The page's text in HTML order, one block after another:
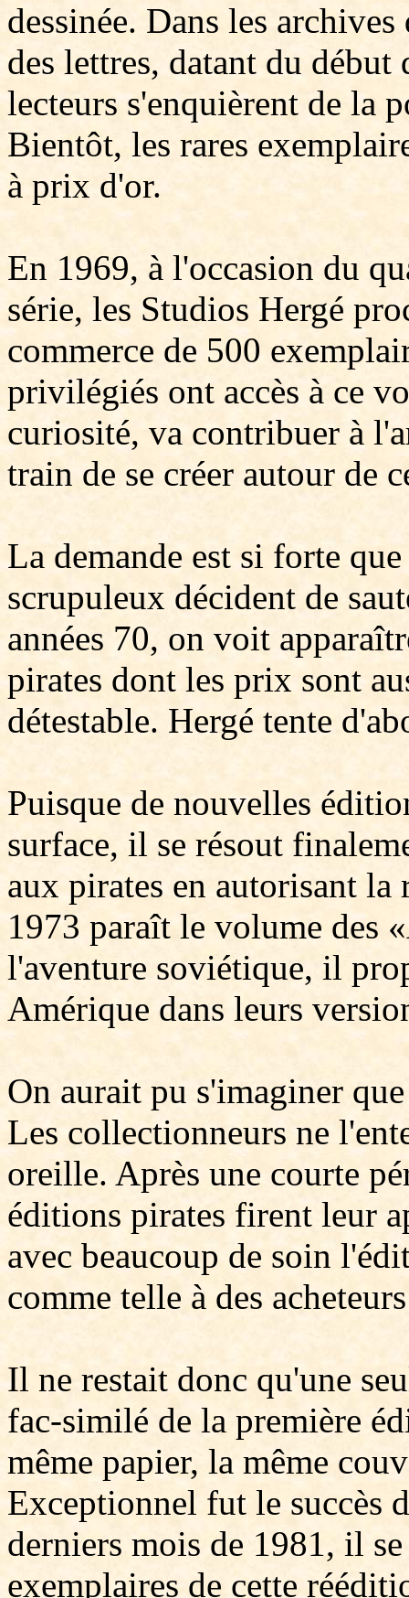
dessinée. Dans les
des lettres, datant du début
lecteurs s'enquièrent de la
Bientôt, les rares
à prix d'or.
En 1969, à l'occasion du
série, les Studios Hergé
commerce de 500
privilégiés ont accès à ce
curiosité, va contribuer à
train de se créer autour de
La demande est si forte
scrupuleux décident de
années 70, on voit
pirates dont les prix sont
détestable. Hergé tente
Puisque de nouvelles
surface, il se résout
aux pirates en autorisant
1973 paraît le volume des
l'aventure soviétique, il
Amérique dans leurs
On aurait pu s'imaginer
Les collectionneurs ne
oreille. Après une courte
éditions pirates firent leur
avec beaucoup de soin
comme telle à des
Il ne restait donc qu'une
fac-similé de la première
même papier, la même
Exceptionnel fut le succès
derniers mois de 1981, il
exemplaires de cette